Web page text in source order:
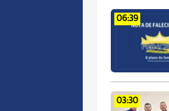
06:39
03:30